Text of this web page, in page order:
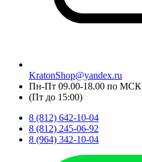
KratonShop@yandex.ru
Пн-Пт 09.00-18.00 по МСК
(Пт до 15:00)
8 (812) 642-10-04
8 (812) 245-06-92
8 (964) 342-10-04